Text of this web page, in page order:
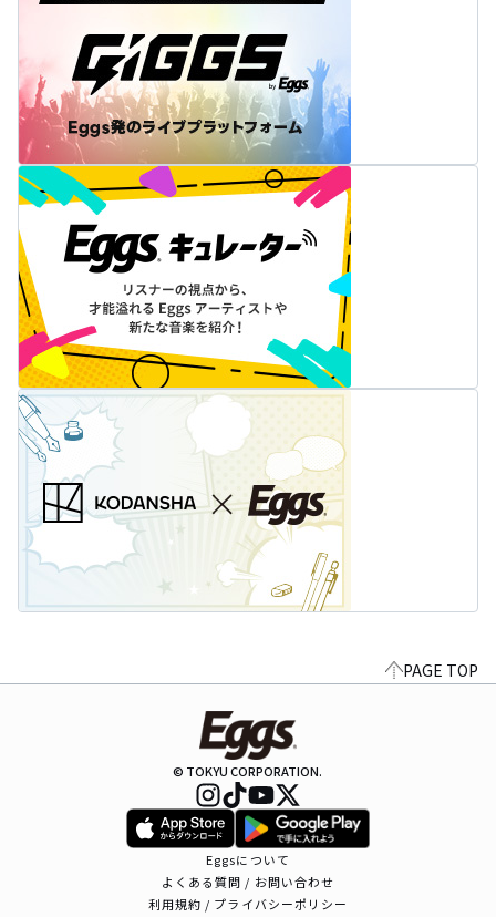
PAGE TOP
© TOKYU CORPORATION.
Eggsについて
よくある質問 / お問い合わせ
利用規約 / プライバシーポリシー